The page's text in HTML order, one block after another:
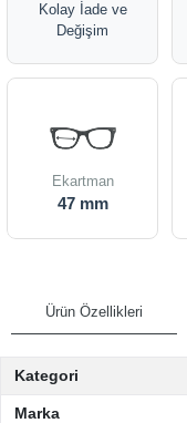
Kolay İade ve
Değişim
Ekartman
47 mm
Ürün Özellikleri
Kategori
Marka